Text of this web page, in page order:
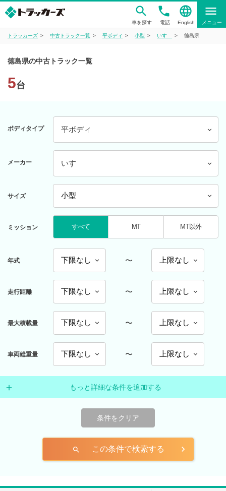
車を探す
phone
電話
language
English
menu
メニュー
トラッカーズ 中古トラック一覧 平ボディ 小型 いすゞ 徳島県
徳島県の中古トラック一覧
5台
ボディタイプ 平ボディ
メーカー いすゞ
サイズ
ミッション すべて MT MT以外
年式 〜
走行距離 〜
最大積載量 〜
車両総重量 〜
もっと詳細な条件を追加する
条件をクリア
search この条件で検索する